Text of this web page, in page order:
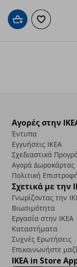
Προσθήκη στο καλάθι
Προσθήκη
Αγορές στην
Έντυπα
Εγγυήσεις IKEA
Σχεδιαστικά
Αγορά Δωρoκάρτας
Πολιτική
Σχετικά με την
Γνωρίζοντας την
Βιωσιμότητα
Εργασία στην IKEA
Καταστήματα
Συχνές Ερωτήσεις
Επικοινωνήστε
IKEA in Store